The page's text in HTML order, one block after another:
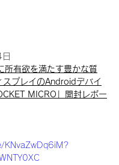
所有欲を満たす豊かな質
プレイのAndroidデバイ
MICRO」開封レポー